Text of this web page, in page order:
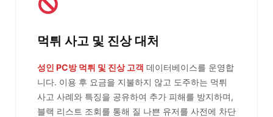
먹튀 사고 및 진상 대처
성인 PC방 먹튀 및 진상 고객 데이터베이스를 운영합
니다. 이용 후 요금을 지불하지 않고 도주하는 먹튀
사고 사례와 특징을 공유하여 추가 피해를 방지하며,
블랙 리스트 조회를 통해 질 나쁜 유저를 사전에 차단